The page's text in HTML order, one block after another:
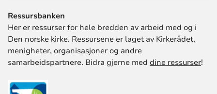
Ressursbanken
Her er ressurser for hele bredden av arbeid med og i
Den norske kirke. Ressursene er laget av Kirkerådet,
menigheter, organisasjoner og andre
samarbeidspartnere. Bidra gjerne med dine ressurser!